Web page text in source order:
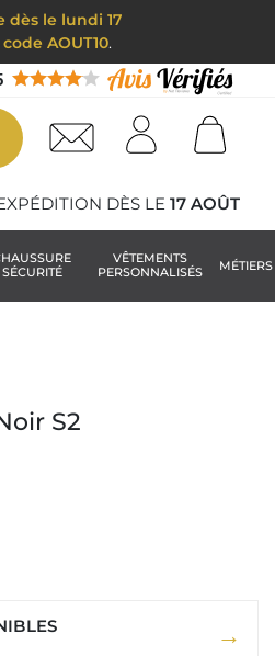
dès le lundi 17
AOUT10.
DÈS LE 17 AOÛT
SÉCURITÉ
VÊTEMENTS
PERSONNALISÉS
MÉTIERS
S2
→